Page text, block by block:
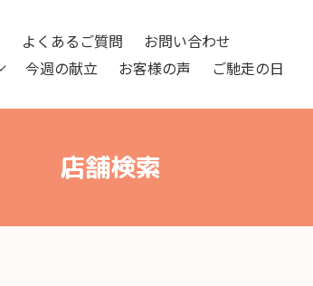
今週の献立 お客様の声 ご馳走の日
よくあるご質問 お問い合わせ
店舗検索